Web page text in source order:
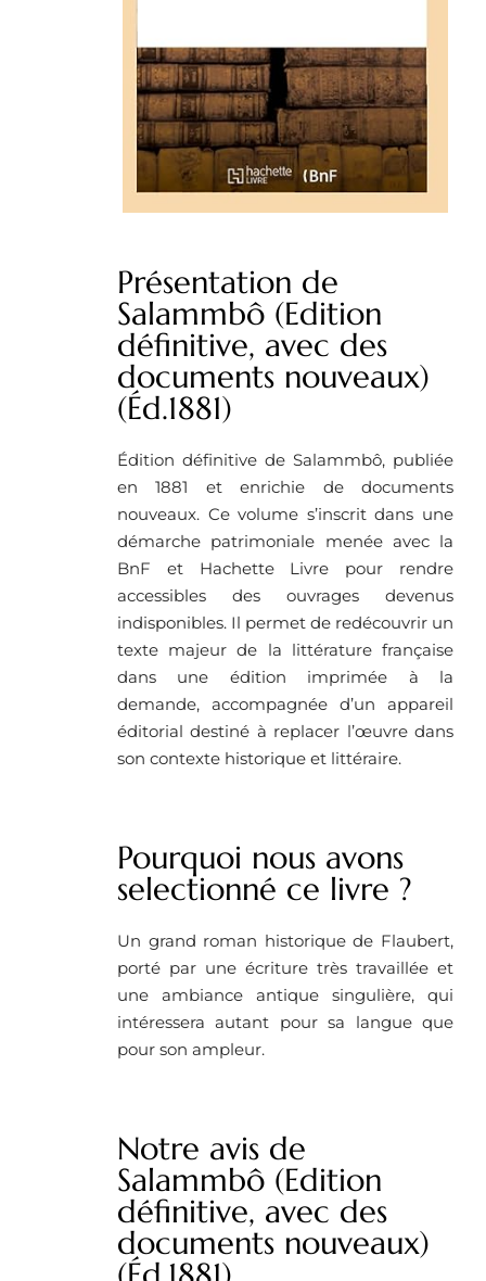
Présentation de
Salammbô (Edition
définitive, avec des
documents nouveaux)
(Éd.1881)
Édition définitive de Salammbô, publiée
en 1881 et enrichie de documents
nouveaux. Ce volume s’inscrit dans une
démarche patrimoniale menée avec la
BnF et Hachette Livre pour rendre
accessibles des ouvrages devenus
indisponibles. Il permet de redécouvrir un
texte majeur de la littérature française
dans une édition imprimée à la
demande, accompagnée d’un appareil
éditorial destiné à replacer l’œuvre dans
son contexte historique et littéraire.
Pourquoi nous avons
selectionné ce livre ?
Un grand roman historique de Flaubert,
porté par une écriture très travaillée et
une ambiance antique singulière, qui
intéressera autant pour sa langue que
pour son ampleur.
Notre avis de
Salammbô (Edition
définitive, avec des
documents nouveaux)